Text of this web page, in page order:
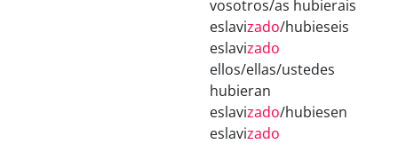
vosotros/as hubierais
eslavizado/hubieseis
eslavizado
ellos/ellas/ustedes
hubieran
eslavizado/hubiesen
eslavizado